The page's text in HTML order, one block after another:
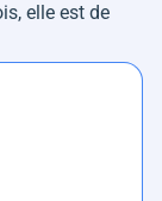
elle est de